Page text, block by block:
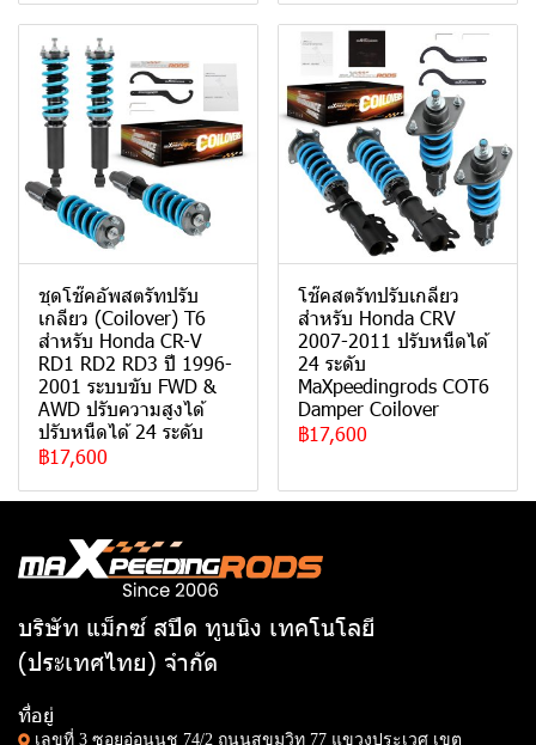
ชุดโช๊คอัพสตรัทปรับ
เกลียว (Coilover) T6
สำหรับ Honda CR-V
RD1 RD2 RD3 ปี 1996-
2001 ระบบขับ FWD &
AWD ปรับความสูงได้
ปรับหนืดได้ 24 ระดับ
฿17,600
โช๊คสตรัทปรับเกลียว
สำหรับ Honda CRV
2007-2011 ปรับหนืดได้
24 ระดับ
MaXpeedingrods COT6
Damper Coilover
฿17,600
บริษัท แม็กซ์ สปีด ทูนนิง เทคโนโลยี
(ประเทศไทย) จำกัด
ที่อยู่
เลขที่ 3 ซอยอ่อนนุช 74/2 ถนนสุขุมวิท 77 แขวงประเวศ เขต